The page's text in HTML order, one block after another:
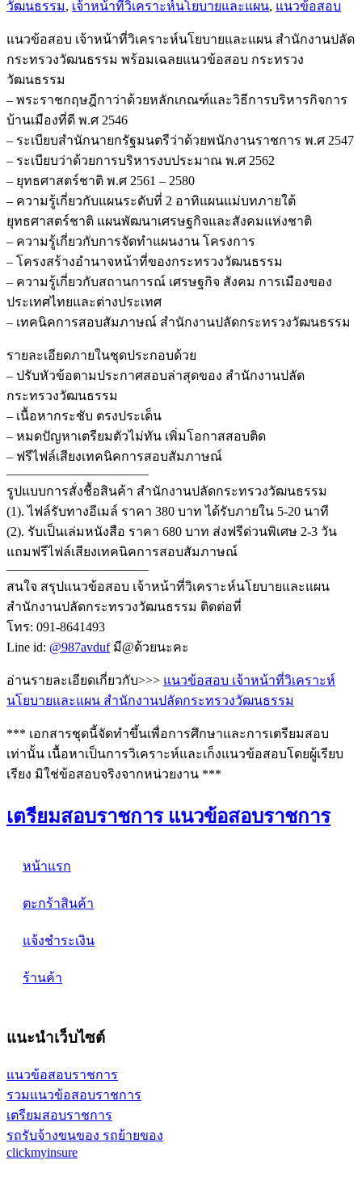
หน้าที่
นโยบาย
และ
แผน
สำนักงาน
ปลัด
กระทรวง
วัฒนธรรม
ชิ้น
วัฒนธรรม, เจ้าหน้าที่วิเคราะห์นโยบายและแผน, แนวข้อสอบ
แนวข้อสอบ เจ้าหน้าที่วิเคราะห์นโยบายและแผน สำนักงานปลัด
กระทรวงวัฒนธรรม พร้อมเฉลยแนวข้อสอบ กระทรวง
วัฒนธรรม
– พระราชกฤษฎีกาว่าด้วยหลักเกณฑ์และวิธีการบริหารกิจการ
บ้านเมืองที่ดี พ.ศ 2546
– ระเบียบสำนักนายกรัฐมนตรีว่าด้วยพนักงานราชการ พ.ศ 2547
– ระเบียบว่าด้วยการบริหารงบประมาณ พ.ศ 2562
– ยุทธศาสตร์ชาติ พ.ศ 2561 – 2580
– ความรู้เกี่ยวกับแผนระดับที่ 2 อาทิแผนแม่บทภายใต้
ยุทธศาสตร์ชาติ แผนพัฒนาเศรษฐกิจและสังคมแห่งชาติ
– ความรู้เกี่ยวกับการจัดทำแผนงาน โครงการ
– โครงสร้างอำนาจหน้าที่ของกระทรวงวัฒนธรรม
– ความรู้เกี่ยวกับสถานการณ์ เศรษฐกิจ สังคม การเมืองของ
ประเทศไทยและต่างประเทศ
– เทคนิคการสอบสัมภาษณ์ สำนักงานปลัดกระทรวงวัฒนธรรม
รายละเอียดภายในชุดประกอบด้วย
– ปรับหัวข้อตามประกาศสอบล่าสุดของ สำนักงานปลัด
กระทรวงวัฒนธรรม
– เนื้อหากระชับ ตรงประเด็น
– หมดปัญหาเตรียมตัวไม่ทัน เพิ่มโอกาสสอบติด
– ฟรีไฟล์เสียงเทคนิคการสอบสัมภาษณ์
———————————
รูปแบบการสั่งชื้อสินค้า สำนักงานปลัดกระทรวงวัฒนธรรม
(1). ไฟล์รับทางอีเมล์ ราคา 380 บาท ได้รับภายใน 5-20 นาที
(2). รับเป็นเล่มหนังสือ ราคา 680 บาท ส่งฟรีด่วนพิเศษ 2-3 วัน
แถมฟรีไฟล์เสียงเทคนิคการสอบสัมภาษณ์
———————————
สนใจ สรุปแนวข้อสอบ เจ้าหน้าที่วิเคราะห์นโยบายและแผน
สำนักงานปลัดกระทรวงวัฒนธรรม ติดต่อที่
โทร: 091-8641493
Line id: @987avdufมี@ด้วยนะคะ
อ่านรายละเอียดเกี่ยวกับ>>> แนวข้อสอบ เจ้าหน้าที่วิเคราะห์
นโยบายและแผน สำนักงานปลัดกระทรวงวัฒนธรรม
*** เอกสารชุดนี้จัดทำขึ้นเพื่อการศึกษาและการเตรียมสอบ
เท่านั้น เนื้อหาเป็นการวิเคราะห์และเก็งแนวข้อสอบโดยผู้เรียบ
เรียง มิใช่ข้อสอบจริงจากหน่วยงาน ***
เตรียมสอบราชการ แนวข้อสอบราชการ
หน้าแรก
ตะกร้าสินค้า
แจ้งชำระเงิน
ร้านค้า
แนะนำเว็บไซต์
แนวข้อสอบราชการ
รวมแนวข้อสอบราชการ
เตรียมสอบราชการ
รถรับจ้างขนของ รถย้ายของ
clickmyinsure